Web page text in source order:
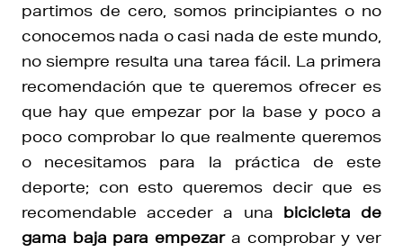
partimos de cero, somos principiantes o no
conocemos nada o casi nada de este mundo,
no siempre resulta una tarea fácil. La primera
recomendación que te queremos ofrecer es
que hay que empezar por la base y poco a
poco comprobar lo que realmente queremos
o necesitamos para la práctica de este
deporte; con esto queremos decir que es
recomendable acceder a una bicicleta de
gama baja para empezara comprobar y ver